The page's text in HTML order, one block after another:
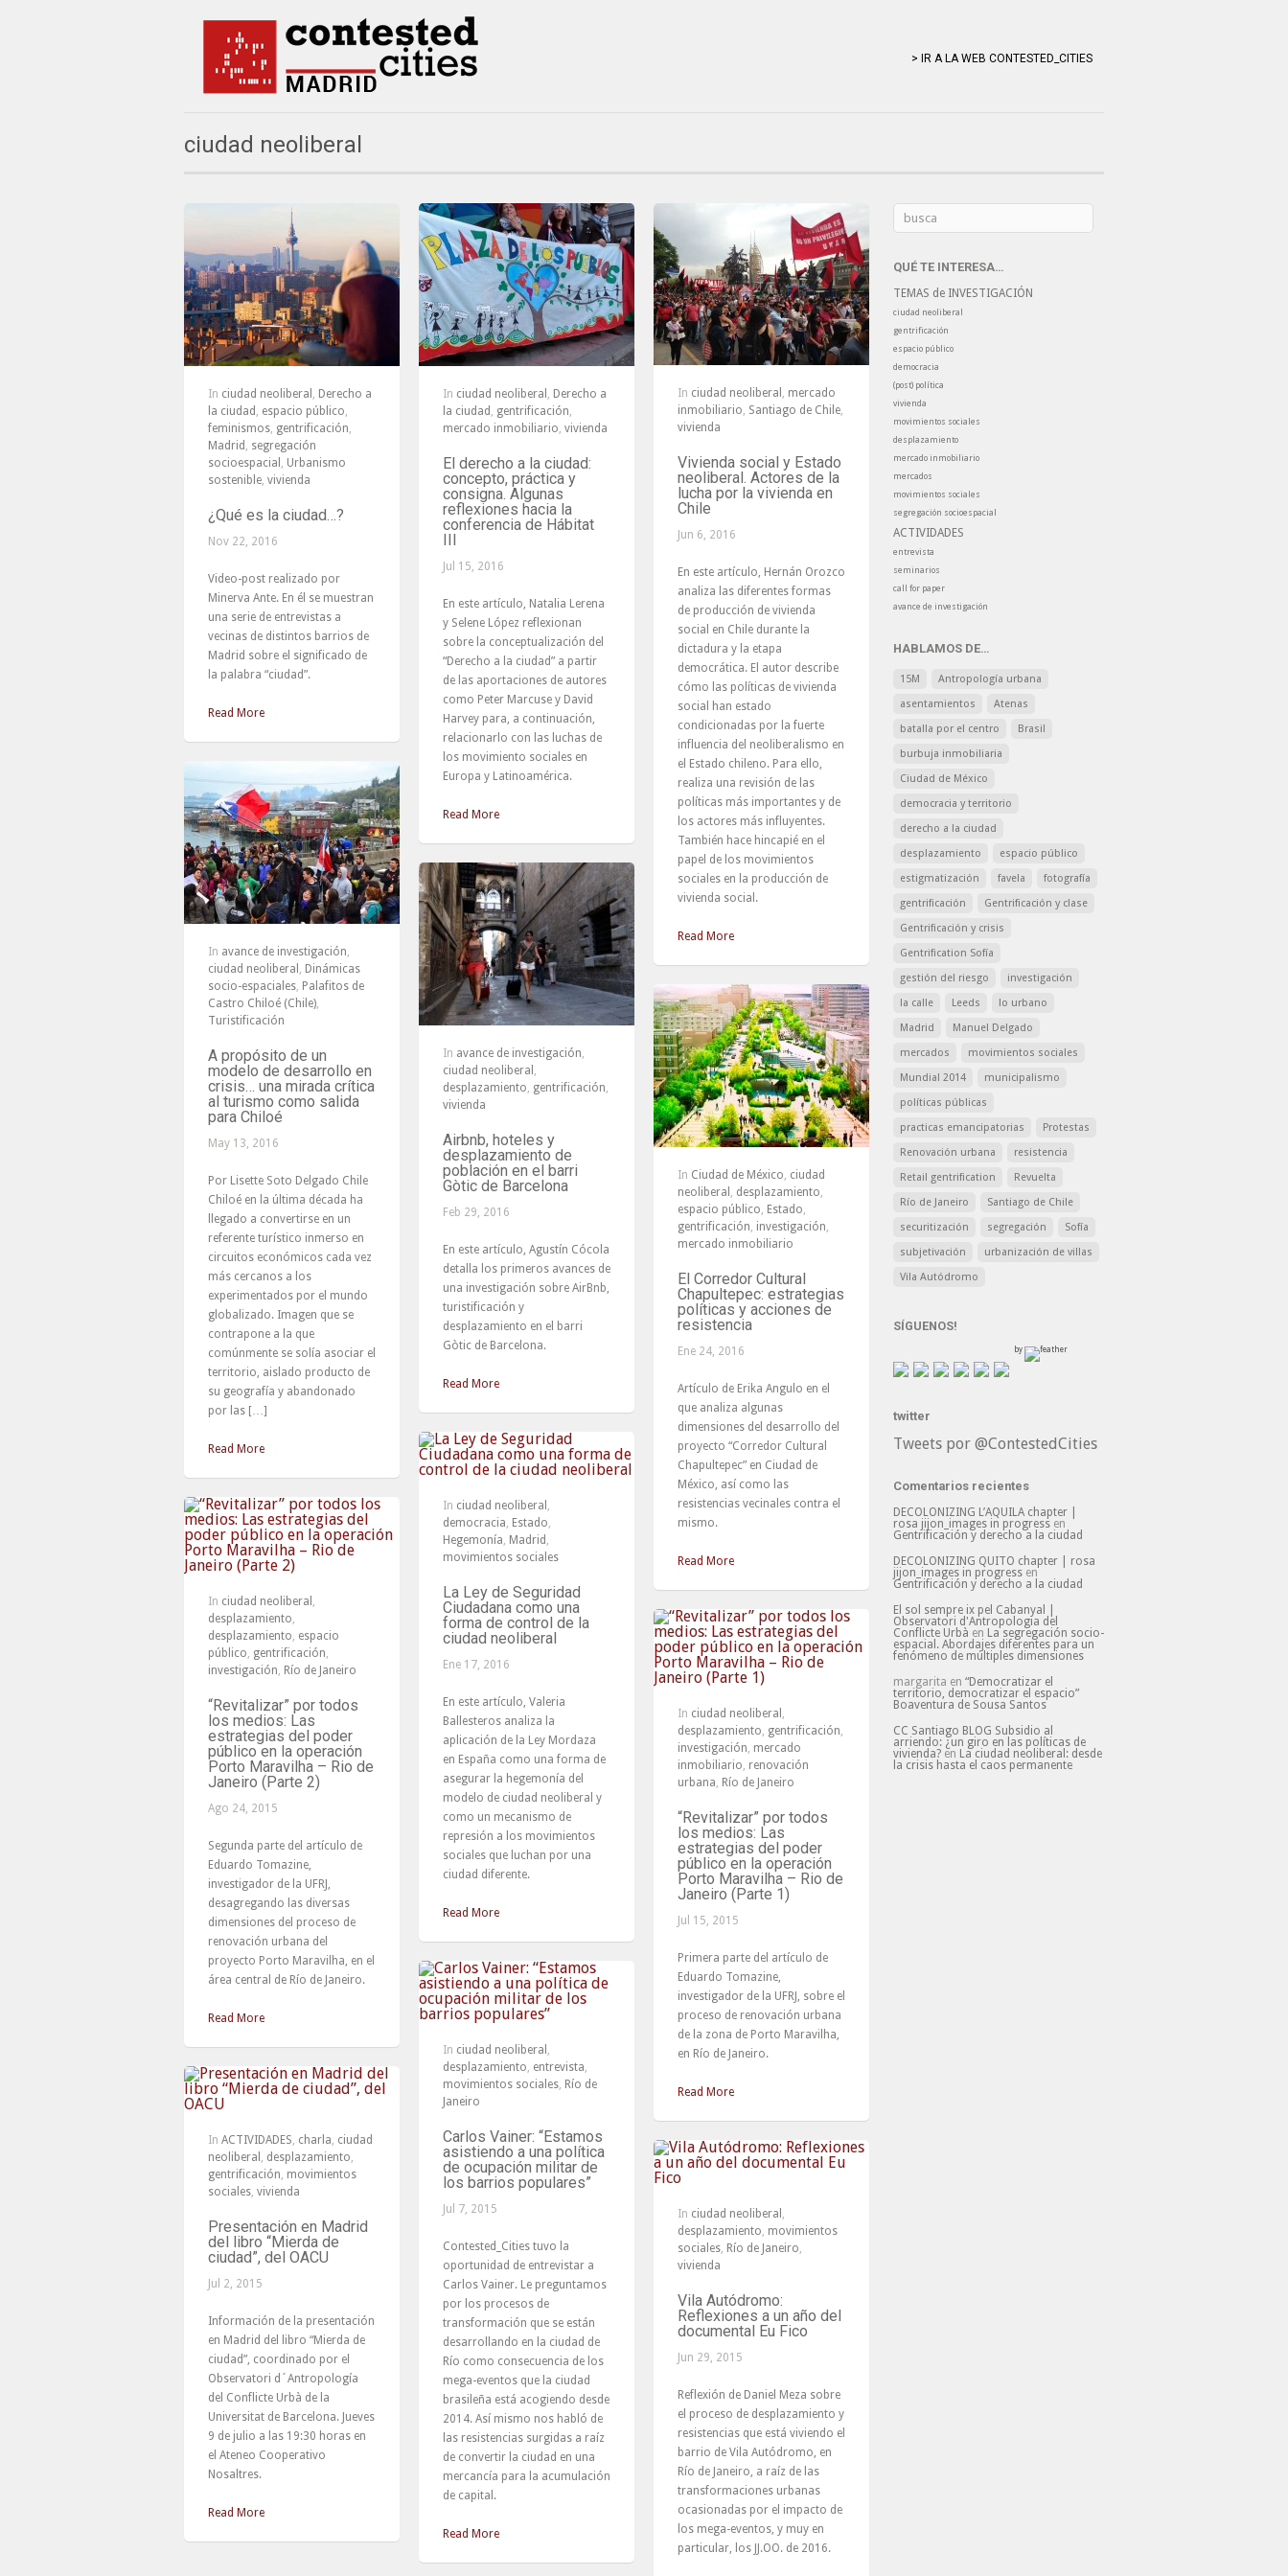
> IR A LA WEB CONTESTED_CITIES
ciudad neoliberal
In ciudad neoliberal , Derecho a
la ciudad , espacio público,
feminismos, gentrificación,
Madrid , segregación
socioespacial , Urbanismo
sostenible, vivienda
¿Qué es la ciudad…?
Nov 22, 2016
Video-post realizado por
Minerva Ante. En él se muestran
una serie de entrevistas a
vecinas de distintos barrios de
Madrid sobre el significado de
la palabra “ciudad”.
Read More
In ciudad neoliberal , Derecho a
la ciudad , gentrificación,
mercado inmobiliario, vivienda
El derecho a la ciudad:
concepto, práctica y
consigna. Algunas
reflexiones hacia la
conferencia de Hábitat
III
Jul 15, 2016
En este artículo, Natalia Lerena
y Selene López reflexionan
sobre la conceptualización del
“Derecho a la ciudad” a partir
de las aportaciones de autores
como Peter Marcuse y David
Harvey para, a continuación,
relacionarlo con las luchas de
los movimiento sociales en
Europa y Latinoamérica.
Read More
In ciudad neoliberal , mercado
inmobiliario, Santiago de Chile,
vivienda
Vivienda social y Estado
neoliberal. Actores de la
lucha por la vivienda en
Chile
Jun 6, 2016
En este artículo, Hernán Orozco
analiza las diferentes formas
de producción de vivienda
social en Chile durante la
dictadura y la etapa
democrática. El autor describe
cómo las políticas de vivienda
social han estado
condicionadas por la fuerte
influencia del neoliberalismo en
el Estado chileno. Para ello,
realiza una revisión de las
políticas más importantes y de
los actores más influyentes.
También hace hincapié en el
papel de los movimientos
sociales en la producción de
vivienda social.
Read More
In avance de investigación,
ciudad neoliberal , Dinámicas
socio-espaciales, Palafitos de
Castro Chiloé (Chile),
Turistificación
A propósito de un
modelo de desarrollo en
crisis… una mirada crítica
al turismo como salida
para Chiloé
May 13, 2016
Por Lisette Soto Delgado Chile
Chiloé en la última década ha
llegado a convertirse en un
referente turístico inmerso en
circuitos económicos cada vez
más cercanos a los
experimentados por el mundo
globalizado. Imagen que se
contrapone a la que
comúnmente se solía asociar el
territorio, aislado producto de
su geografía y abandonado
por las […]
Read More
In avance de investigación,
ciudad neoliberal ,
desplazamiento, gentrificación,
vivienda
Airbnb, hoteles y
desplazamiento de
población en el barri
Gòtic de Barcelona
Feb 29, 2016
En este artículo, Agustín Cócola
detalla los primeros avances de
una investigación sobre AirBnb,
turistificación y
desplazamiento en el barri
Gòtic de Barcelona.
Read More
In Ciudad de México, ciudad
neoliberal , desplazamiento,
espacio público, Estado,
gentrificación, investigación,
mercado inmobiliario
El Corredor Cultural
Chapultepec: estrategias
políticas y acciones de
resistencia
Ene 24, 2016
Artículo de Erika Angulo en el
que analiza algunas
dimensiones del desarrollo del
proyecto “Corredor Cultural
Chapultepec” en Ciudad de
México, así como las
resistencias vecinales contra el
mismo.
Read More
In ciudad neoliberal ,
democracia, Estado,
Hegemonía, Madrid ,
movimientos sociales
La Ley de Seguridad
Ciudadana como una
forma de control de la
ciudad neoliberal
Ene 17, 2016
En este artículo, Valeria
Ballesteros analiza la
aplicación de la Ley Mordaza
en España como una forma de
asegurar la hegemonía del
modelo de ciudad neoliberal y
como un mecanismo de
represión a los movimientos
sociales que luchan por una
ciudad diferente.
Read More
In ciudad neoliberal ,
desplazamiento,
desplazamiento, espacio
público, gentrificación,
investigación, Río de Janeiro
“Revitalizar” por todos
los medios: Las
estrategias del poder
público en la operación
Porto Maravilha – Rio de
Janeiro (Parte 2)
Ago 24, 2015
Segunda parte del artículo de
Eduardo Tomazine,
investigador de la UFRJ,
desagregando las diversas
dimensiones del proceso de
renovación urbana del
proyecto Porto Maravilha, en el
área central de Río de Janeiro.
Read More
In ciudad neoliberal ,
desplazamiento, gentrificación,
investigación, mercado
inmobiliario, renovación
urbana, Río de Janeiro
“Revitalizar” por todos
los medios: Las
estrategias del poder
público en la operación
Porto Maravilha – Rio de
Janeiro (Parte 1)
Jul 15, 2015
Primera parte del artículo de
Eduardo Tomazine,
investigador de la UFRJ, sobre el
proceso de renovación urbana
de la zona de Porto Maravilha,
en Río de Janeiro.
Read More
In ciudad neoliberal ,
desplazamiento, entrevista,
movimientos sociales, Río de
Janeiro
Carlos Vainer: “Estamos
asistiendo a una política
de ocupación militar de
los barrios populares”
Jul 7, 2015
Contested_Cities tuvo la
oportunidad de entrevistar a
Carlos Vainer. Le preguntamos
por los procesos de
transformación que se están
desarrollando en la ciudad de
Río como consecuencia de los
mega-eventos que la ciudad
brasileña está acogiendo desde
2014. Así mismo nos habló de
las resistencias surgidas a raíz
de convertir la ciudad en una
mercancía para la acumulación
de capital.
Read More
In ACTIVIDADES, charla, ciudad
neoliberal , desplazamiento,
gentrificación, movimientos
sociales, vivienda
Presentación en Madrid
del libro “Mierda de
ciudad”, del OACU
Jul 2, 2015
Información de la presentación
en Madrid del libro “Mierda de
ciudad”, coordinado por el
Observatori d´Antropología
del Conflicte Urbà de la
Universitat de Barcelona. Jueves
9 de julio a las 19:30 horas en
el Ateneo Cooperativo
Nosaltres.
Read More
In ciudad neoliberal ,
desplazamiento, movimientos
sociales, Río de Janeiro,
vivienda
Vila Autódromo:
Reflexiones a un año del
documental Eu Fico
Jun 29, 2015
Reflexión de Daniel Meza sobre
el proceso de desplazamiento y
resistencias que está viviendo el
barrio de Vila Autódromo, en
Río de Janeiro, a raíz de las
transformaciones urbanas
ocasionadas por el impacto de
los mega-eventos, y muy en
particular, los JJ.OO. de 2016.
QUÉ TE INTERESA…
TEMAS de INVESTIGACIÓN
ciudad neoliberal
gentrificación
espacio público
democracia
(post) política
vivienda
movimientos sociales
desplazamiento
mercado inmobiliario
mercados
movimientos sociales
segregación socioespacial
ACTIVIDADES
entrevista
seminarios
call for paper
avance de investigación
HABLAMOS DE…
15M
Antropología urbana
asentamientos
Atenas
batalla por el centro
Brasil
burbuja inmobiliaria
Ciudad de México
democracia y territorio
derecho a la ciudad
desplazamiento
espacio público
estigmatización
favela
fotografía
gentrificación
Gentrificación y clase
Gentrificación y crisis
Gentrification Sofía
gestión del riesgo
investigación
la calle
Leeds
lo urbano
Madrid
Manuel Delgado
mercados
movimientos sociales
Mundial 2014
municipalismo
políticas públicas
practicas emancipatorias
Protestas
Renovación urbana
resistencia
Retail gentrification
Revuelta
Río de Janeiro
Santiago de Chile
securitización
segregación
Sofía
subjetivación
urbanización de villas
Vila Autódromo
SÍGUENOS!
by
twitter
Tweets por @ContestedCities
Comentarios recientes
DECOLONIZING L’AQUILA chapter |
rosa jijon_images in progress en
Gentrificación y derecho a la ciudad
DECOLONIZING QUITO chapter | rosa
jijon_images in progress en
Gentrificación y derecho a la ciudad
El sol sempre ix pel Cabanyal |
Observatori d'Antropologia del
Conflicte Urbà en La segregación socio-
espacial. Abordajes diferentes para un
fenómeno de múltiples dimensiones
margarita en “Democratizar el
territorio, democratizar el espacio”
Boaventura de Sousa Santos
CC Santiago BLOG Subsidio al
arriendo: ¿un giro en las políticas de
vivienda? en La ciudad neoliberal: desde
la crisis hasta el caos permanente